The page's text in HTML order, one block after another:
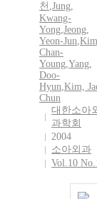
천 ,Jung,
Kwang-
Yong,Jeong,
Yeon-Jun,
Chan-
Young,Yang,
Doo-
Hyun,Kim,
Chun
대한소아
과학회
2004
소아외과
Vol.10